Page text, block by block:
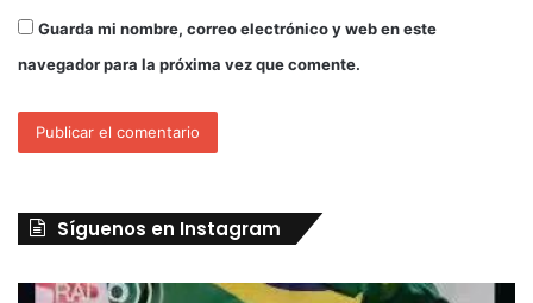
Guarda mi nombre, correo electrónico y web en este
navegador para la próxima vez que comente.
Síguenos en Instagram